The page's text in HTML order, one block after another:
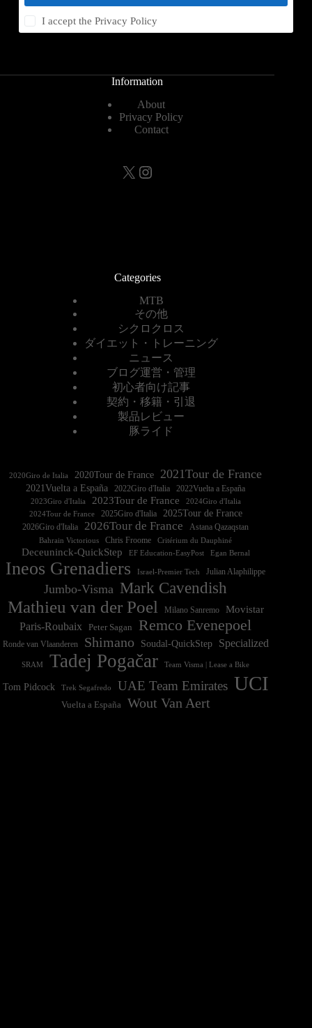
I accept thePrivacy Policy
Information
About
Privacy Policy
Contact
X Instagram
Categories
MTB
その他
シクロクロス
ダイエット・トレーニング
ニュース
ブログ運営・管理
初心者向け記事
契約・移籍・引退
製品レビュー
豚ライド
2020Giro de Italia 2020Tour de France 2021Tour de France
2021Vuelta a España 2022Vuelta a España
2023Giro d'Italia 2023Tour de France
2024Tour de France
2025Giro d'Italia 2025Tour de France
2026Giro d'Italia 2026Tour de France Astana Qazaqstan
Bahrain Victorious Chris Froome Critérium du Dauphiné
Deceuninck-QuickStep EF Education-EasyPost Egan Bernal
Ineos Grenadiers Israel-Premier Tech Julian Alaphilippe
Jumbo-Visma Mark Cavendish
Mathieu van der Poel Milano Sanremo
Movistar
Paris-Roubaix
Peter Sagan Remco Evenepoel
Ronde van Vlaanderen Shimano Soudal-QuickStep Specialized
SRAM Tadej Pogačar Team Visma | Lease a Bike
Tom Pidcock Trek Segafredo UAE Team Emirates UCI
Vuelta a España Wout Van Aert